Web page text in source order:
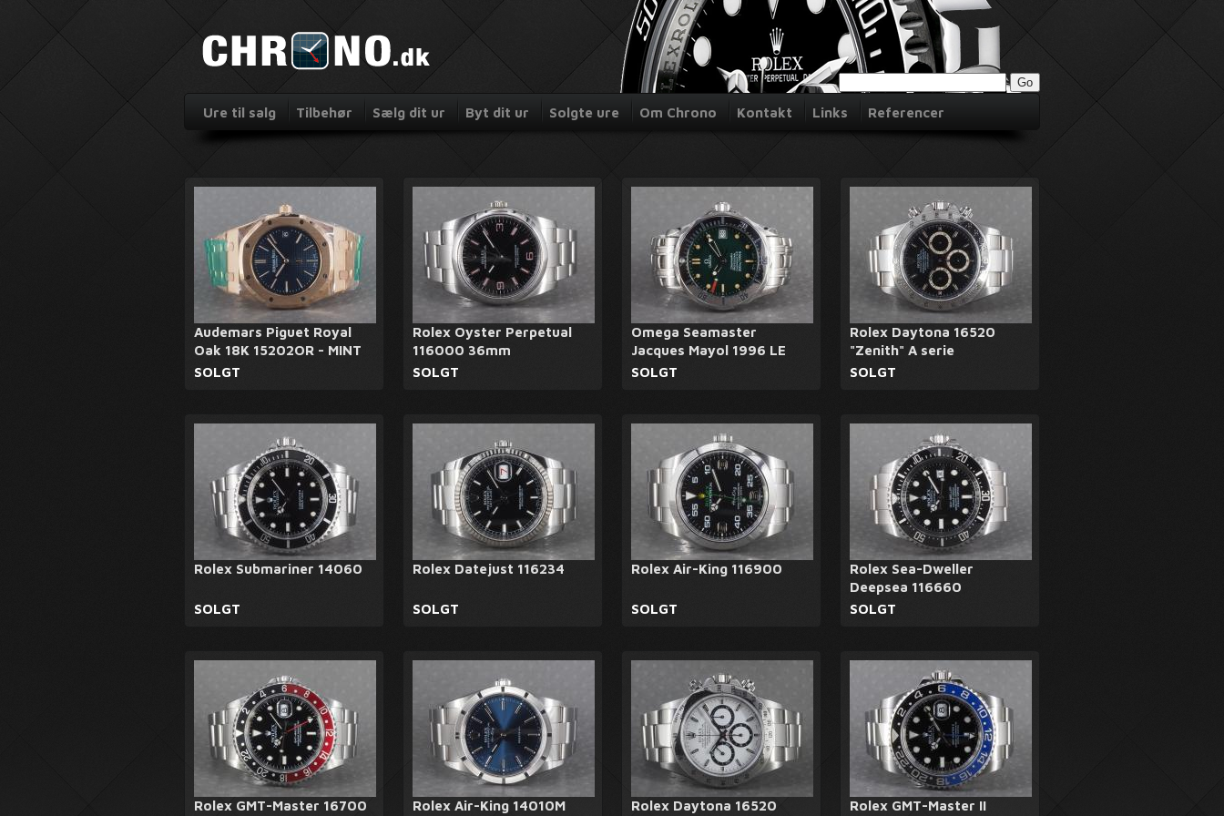
Ure til salg Tilbehør Sælg dit ur Byt dit ur Solgte ure Om Chrono Kontakt Links Referencer
Audemars Piguet Royal
Oak 18K 15202OR - MINT
SOLGT
Rolex Oyster Perpetual
116000 36mm
SOLGT
Omega Seamaster
Jacques Mayol 1996 LE
SOLGT
Rolex Daytona 16520
"Zenith" A serie
SOLGT
Rolex Submariner 14060
SOLGT
Rolex Datejust 116234
SOLGT
Rolex Air-King 116900
SOLGT
Rolex Sea-Dweller
Deepsea 116660
SOLGT
Rolex GMT-Master 16700 Rolex Air-King 14010M Rolex Daytona 16520 Rolex GMT-Master II